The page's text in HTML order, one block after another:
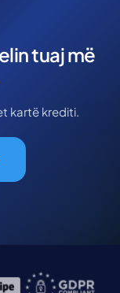
tuaj më
kartë krediti.